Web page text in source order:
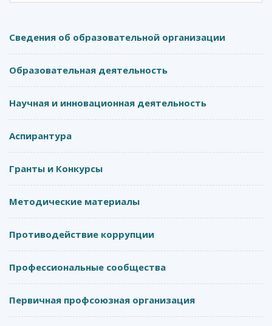
Сведения об образовательной организации
Образовательная деятельность
Научная и инновационная деятельность
Аспирантура
Гранты и Конкурсы
Методические материалы
Противодействие коррупции
Профессиональные сообщества
Первичная профсоюзная организация